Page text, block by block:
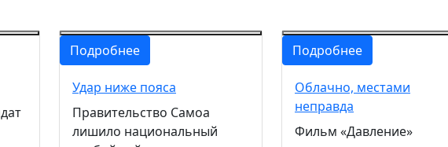
Подробнее
Удар ниже пояса
Правительство Самоа
лишило национальный
Подробнее
Облачно, местами
неправда
Фильм «Давление»